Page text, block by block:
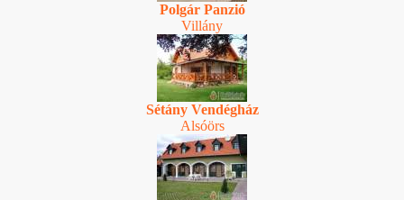
Polgár Panzió
Villány
Sétány Vendégház
Alsóörs